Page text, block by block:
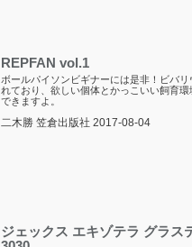
REPFAN vol.1
ボールパイソンビギナーには是非！ビバリ
れており、欲しい個体とかっこいい飼育環
できますよ。
二木勝 笠倉出版社 2017-08-04
ジェックス エキゾテラ グラス